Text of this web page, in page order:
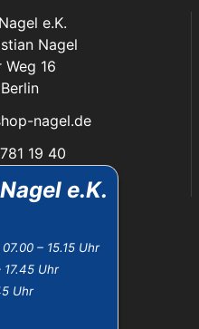
e.K.
– 15.15 Uhr
Uhr
Uhr
e.K.
Nagel
Weg 16
nagel.de
19 40